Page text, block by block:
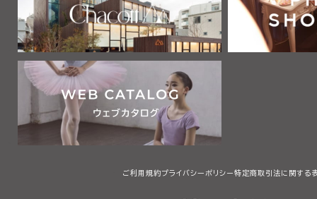
ご利用規約プライバシーポリシー 特定商取引法に関する